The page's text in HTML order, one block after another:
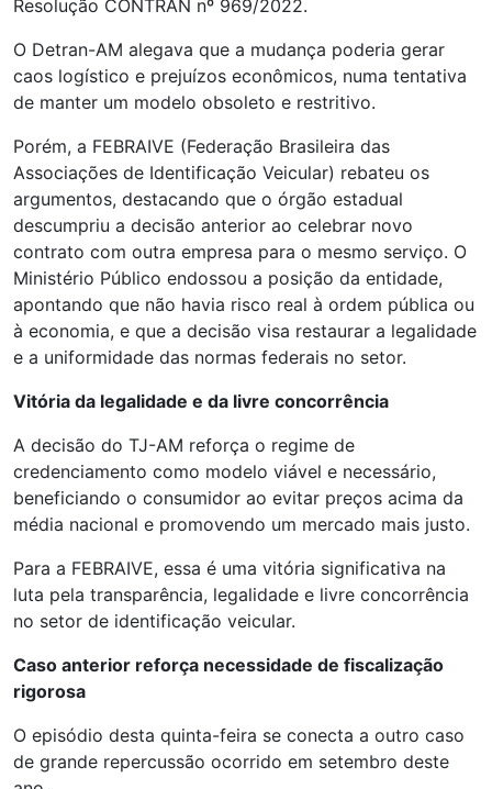
Resolução CONTRAN nº 969/2022.
O Detran-AM alegava que a mudança poderia gerar
caos logístico e prejuízos econômicos, numa tentativa
de manter um modelo obsoleto e restritivo.
Porém, a FEBRAIVE (Federação Brasileira das
Associações de Identificação Veicular) rebateu os
argumentos, destacando que o órgão estadual
descumpriu a decisão anterior ao celebrar novo
contrato com outra empresa para o mesmo serviço. O
Ministério Público endossou a posição da entidade,
apontando que não havia risco real à ordem pública ou
à economia, e que a decisão visa restaurar a legalidade
e a uniformidade das normas federais no setor.
Vitória da legalidade e da livre concorrência
A decisão do TJ-AM reforça o regime de
credenciamento como modelo viável e necessário,
beneficiando o consumidor ao evitar preços acima da
média nacional e promovendo um mercado mais justo.
Para a FEBRAIVE, essa é uma vitória significativa na
luta pela transparência, legalidade e livre concorrência
no setor de identificação veicular.
Caso anterior reforça necessidade de fiscalização
rigorosa
O episódio desta quinta-feira se conecta a outro caso
de grande repercussão ocorrido em setembro deste